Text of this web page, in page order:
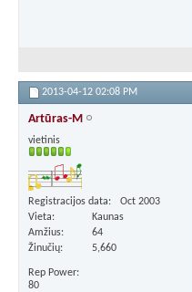
2013-04-12 02:08 PM
Artūras-M
vietinis
Registracijos data
Oct 2003
Vieta
Kaunas
Amžius
64
Žinučių
5,660
Rep Power
80